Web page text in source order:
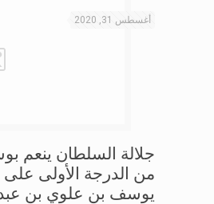
أغسطس 31, 2020
جلالة السلطان ينعم
من الدرجة الأولى على
يوسف بن علوي بن